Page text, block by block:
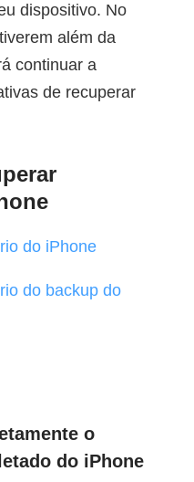
dispositivo. No
além da
continuar a
de recuperar
do iPhone
do backup do
o
do iPhone